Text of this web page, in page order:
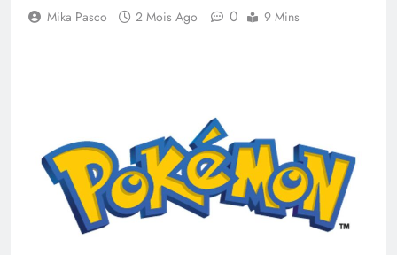
Mika Pasco 2 Mois Ago 0 9 Mins